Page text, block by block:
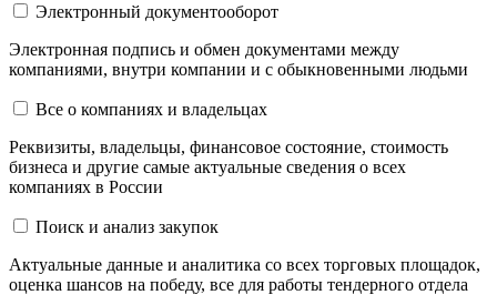
Электронный документооборот
Электронная подпись и обмен документами между
компаниями, внутри компании и c обыкновенными людьми
Все о компаниях и владельцах
Реквизиты, владельцы, финансовое состояние, стоимость
бизнеса и другие самые актуальные сведения о всех
компаниях в России
Поиск и анализ закупок
Актуальные данные и аналитика со всех торговых площадок,
оценка шансов на победу, все для работы тендерного отдела